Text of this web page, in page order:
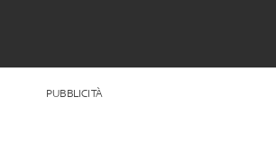
PUBBLICITÀ